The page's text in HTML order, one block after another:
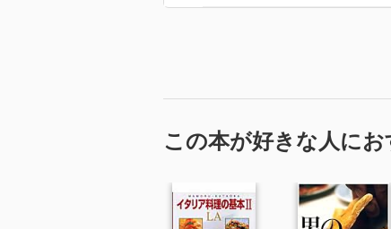
この本が好きな人に